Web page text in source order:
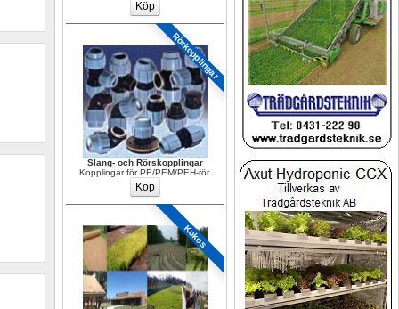
Rörkopplingar
Slang- och Rörskopplingar
Kopplingar för PE/PEM/PEH-rör.
Kokos